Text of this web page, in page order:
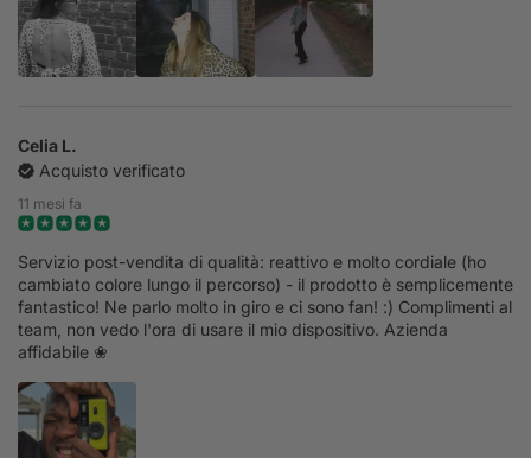
Celia L.
Acquisto verificato
11 mesi fa
Servizio post-vendita di qualità: reattivo e molto cordiale (ho
cambiato colore lungo il percorso) - il prodotto è semplicemente
fantastico! Ne parlo molto in giro e ci sono fan! :) Complimenti al
team, non vedo l'ora di usare il mio dispositivo. Azienda
affidabile ❀